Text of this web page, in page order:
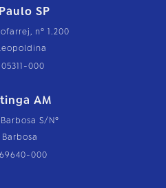
SP
nº 1.200
000
AM
S/Nº
Barbosa
000